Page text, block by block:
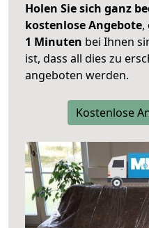
Holen Sie sich ganz
kostenlose Angebote,
1 Minuten bei Ihnen
ist, dass all dies zu
angeboten werden.
Kostenlose